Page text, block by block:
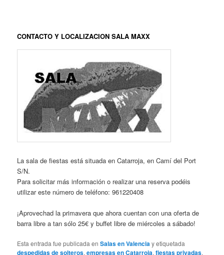
CONTACTO Y LOCALIZACION SALA MAXX
La sala de fiestas está situada en Catarroja, en Camí del Port
S/N.
Para solicitar más información o realizar una reserva podéis
utilizar este número de teléfono: 961220408
¡Aprovechad la primavera que ahora cuentan con una oferta de
barra libre a tan sólo 25€ y buffet libre de miércoles a sábado!
Esta entrada fue publicada enSalas en Valenciay etiquetada
despedidas de solteros,empresas en Catarroja,fiestas privadas,